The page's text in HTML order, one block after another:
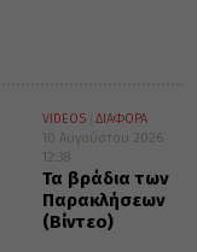
VIDEOS
ΔΙΑΦΟΡΑ
10 Αυγούστου 2026
12:38
Τα βράδια των
Παρακλήσεων
(Βίντεο)